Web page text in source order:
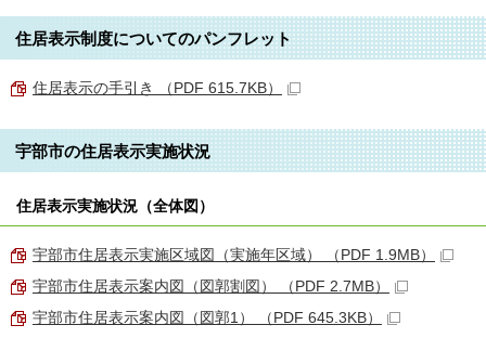
住居表示制度についてのパンフレット
住居表示の手引き （PDF 615.7KB）
宇部市の住居表示実施状況
住居表示実施状況（全体図）
宇部市住居表示実施区域図（実施年区域） （PDF 1.9MB）
宇部市住居表示案内図（図郭割図） （PDF 2.7MB）
宇部市住居表示案内図（図郭1） （PDF 645.3KB）